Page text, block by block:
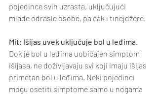
pojedince svih uzrasta, uključujući
mlade odrasle osobe, pa čak i tinejdžere.
Mit: Išijas uvek uključuje bol u leđima.
Dok je bol u leđima uobičajen simptom
išijasa, ne doživljavaju svi koji imaju išijas
primetan bol u leđima. Neki pojedinci
mogu osetiti simptome samo u nogama